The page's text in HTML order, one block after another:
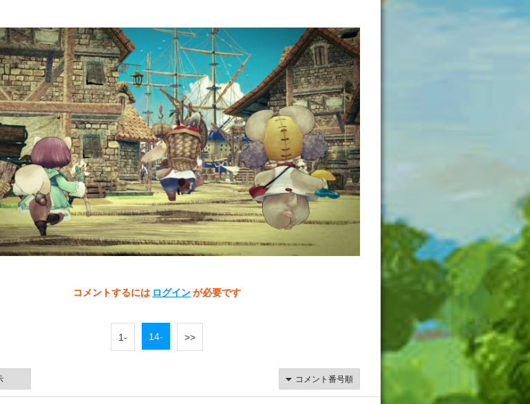
コメントするには ログインが必要です
1- 14- >>